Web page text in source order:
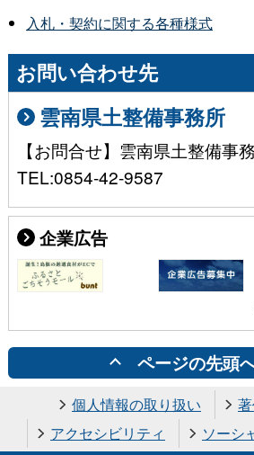
入札・契約に関する各種様式
お問い合わせ先
雲南県土整備事務所
【お問合せ】雲南県土整備
TEL:0854-42-9587
企業広告
ページの先頭
個人情報の取り扱い
アクセシビリティ
ソーシ